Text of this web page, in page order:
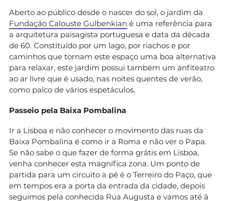
Aberto ao público desde o nascer do sol, o jardim da
Fundação Calouste Gulbenkian é uma referência para
a arquitetura paisagista portuguesa e data da década
de 60. Constituído por um lago, por riachos e por
caminhos que tornam este espaço uma boa alternativa
para relaxar, este jardim possui também um anfiteatro
ao ar livre que é usado, nas noites quentes de verão,
como palco de vários espetáculos.
Passeio pela Baixa Pombalina
Ir a Lisboa e não conhecer o movimento das ruas da
Baixa Pombalina é como ir a Roma e não ver o Papa.
Se não sabe o que fazer de forma grátis em Lisboa,
venha conhecer esta magnífica zona. Um ponto de
partida para um circuito a pé é o Terreiro do Paço, que
em tempos era a porta da entrada da cidade, depois
seguimos pela conhecida Rua Augusta e vamos até à